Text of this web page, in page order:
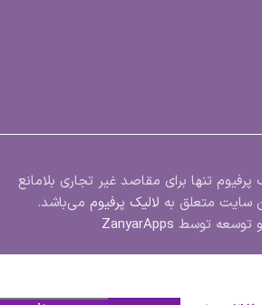
پرفیوم تنها برای مقاصد غیر تجاری بلامانع
سایت متعلق به لالیک پرفیوم می‌باشد.
توسعه توسط ZanyarApps